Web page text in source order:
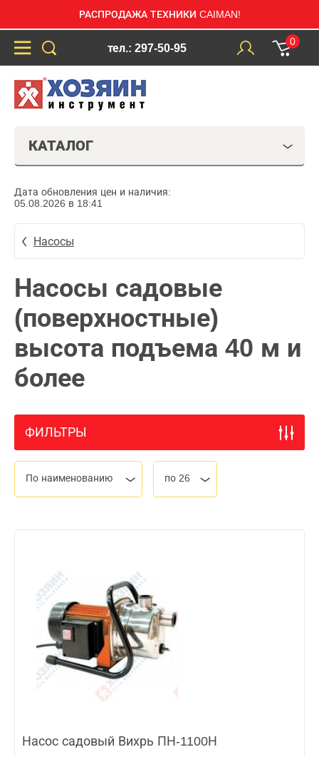
РАСПРОДАЖА ТЕХНИКИ CAIMAN!
тел.: 297-50-95
0
КАТАЛОГ
Дата обновления цен и наличия:
05.08.2026 в 18:41
Насосы
Насосы садовые
(поверхностные)
высота подъема 40 м и
более
ФИЛЬТРЫ
По наименованию по 26
Насос садовый Вихрь ПН-1100Н